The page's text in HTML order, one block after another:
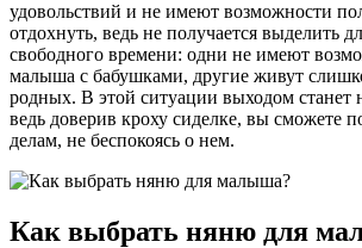
удовольствий и не имеют возможности
отдохнуть, ведь не получается выделить
свободного времени: одни не имеют
малыша с бабушками, другие живут
родных. В этой ситуации выходом станет
ведь доверив кроху сиделке, вы сможете
делам, не беспокоясь о нем.
Как выбрать няню для